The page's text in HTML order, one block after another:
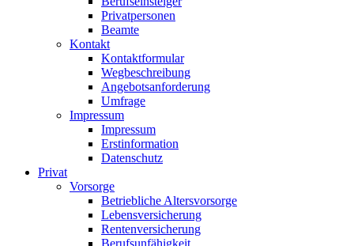
Privatpersonen
Beamte
Kontakt
Kontaktformular
Wegbeschreibung
Angebotsanforderung
Umfrage
Impressum
Impressum
Erstinformation
Datenschutz
Privat
Vorsorge
Betriebliche Altersvorsorge
Lebensversicherung
Rentenversicherung
Berufsunfähigkeit